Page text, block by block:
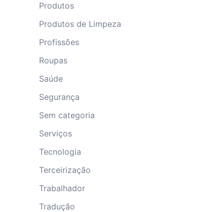
Produtos
Produtos de Limpeza
Profissões
Roupas
Saúde
Segurança
Sem categoria
Serviços
Tecnologia
Terceirização
Trabalhador
Tradução